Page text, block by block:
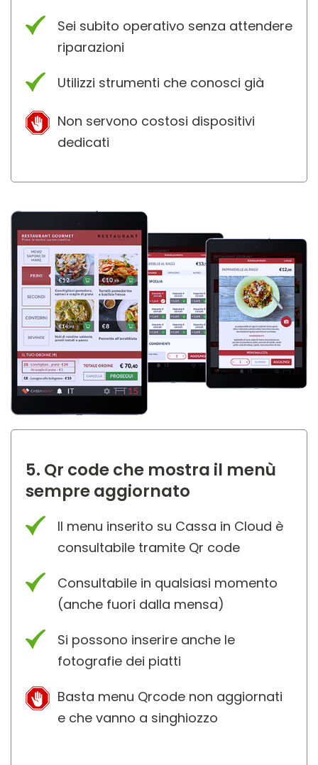
Sei subito operativo senza attendere
riparazioni
Utilizzi strumenti che conosci già
Non servono costosi dispositivi
dedicati
5. Qr code che mostra il menù
sempre aggiornato
Il menu inserito su Cassa in Cloud è
consultabile tramite Qr code
Consultabile in qualsiasi momento
(anche fuori dalla mensa)
Si possono inserire anche le
fotografie dei piatti
Basta menu Qrcode non aggiornati
e che vanno a singhiozzo